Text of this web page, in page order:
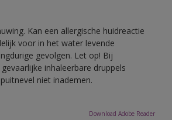
Kan een allergische huidreactie
voor in het water levende
gevolgen. Let op! Bij
inhaleerbare druppels
niet inademen.
Download Adobe Reader